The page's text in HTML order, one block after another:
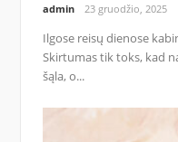
admin 23 gruodžio, 2025
Ilgose reisų dienose
Skirtumas tik toks, kad
šąla, o...